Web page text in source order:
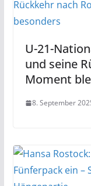
U-21-
und seine
Moment
8. September